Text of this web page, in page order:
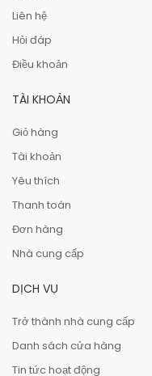
Liên hệ
Hỏi đáp
Điều khoản
TÀI KHOẢN
Giỏ hàng
Tài khoản
Yêu thích
Thanh toán
Đơn hàng
Nhà cung cấp
DỊCH VỤ
Trở thành nhà cung cấp
Danh sách cửa hàng
Tin tức hoạt động